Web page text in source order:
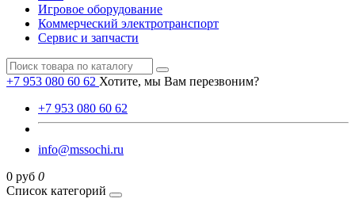
Игровое оборудование
Коммерческий электротранспорт
Сервис и запчасти
+7 953 080 60 62 Хотите, мы Вам перезвоним?
+7 953 080 60 62
info@mssochi.ru
0 руб 0
Список категорий